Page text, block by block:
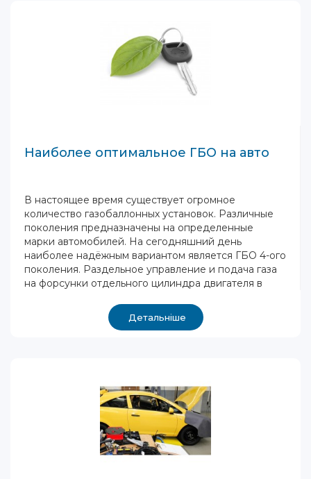
Наиболее оптимальное ГБО на авто
В настоящее время существует огромное
количество газобаллонных установок. Различные
поколения предназначены на определенные
марки автомобилей. На сегодняшний день
наиболее надёжным вариантом является ГБО 4-ого
поколения. Раздельное управление и подача газа
на форсунки отдельного цилиндра двигателя в
Детальніше